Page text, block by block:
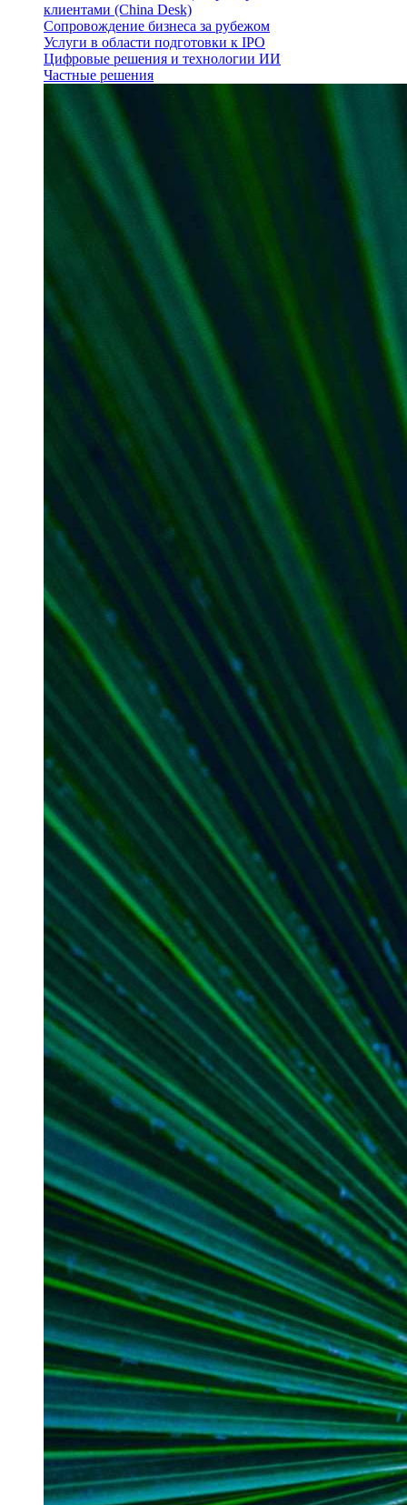
клиентами (China Desk)
Сопровождение бизнеса за рубежом
Услуги в области подготовки к IPO
Цифровые решения и технологии ИИ
Частные решения